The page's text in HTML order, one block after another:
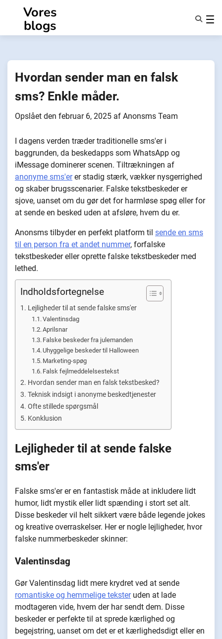
indhold
Vores
blogs
Om Os
Hvordan sender man en falsk
sms? Enkle måder.
Opslået den februar 6, 2025 af Anonsms Team
I dagens verden træder traditionelle sms'er i
baggrunden, da beskedapps som WhatsApp og
iMessage dominerer scenen. Tiltrækningen af
anonyme sms'erer stadig stærk, vækker nysgerrighed
og skaber brugsscenarier. Falske tekstbeskeder er
sjove, uanset om du gør det for harmløse spøg eller for
at sende en besked uden at afsløre, hvem du er.
Anonsms tilbyder en perfekt platform til sende en sms
til en person fra et andet nummer, forfalske
tekstbeskeder eller oprette falske tekstbeskeder med
lethed.
Indholdsfortegnelse
Lejligheder til at sende falske sms'er
Valentinsdag
Aprilsnar
Falske beskeder fra julemanden
Uhyggelige beskeder til Halloween
Marketing-spøg
Falsk fejlmeddelelsestekst
Hvordan sender man en falsk tekstbesked?
Teknisk indsigt i anonyme beskedtjenester
Ofte stillede spørgsmål
Konklusion
Lejligheder til at sende falske
sms'er
Falske sms'er er en fantastisk måde at inkludere lidt
humor, lidt mystik eller lidt spænding i stort set alt.
Disse beskeder vil helt sikkert være både legende jokes
og kreative overraskelser. Her er nogle lejligheder, hvor
falske nummerbeskeder skinner:
Valentinsdag
Gør Valentinsdag lidt mere krydret ved at sende
romantiske og hemmelige teksteruden at lade
modtageren vide, hvem der har sendt dem. Disse
beskeder er perfekte til at sprede kærlighed og
begejstring, uanset om det er et kærlighedsdigt eller en